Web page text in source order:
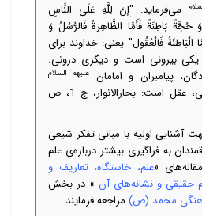
می‌فرماید: "إِنَ‏ لِلَّهِ‏ عَلَى‏ النَّاسِ‏
بَاطِنَةً فَأَمَّا الظَّاهِرَةُ فَالرُّسُلُ وَ
الْبَاطِنَةُ فَالْعُقُول‏" یعنی: خداوند برای
بیرونی است و دیگری درونی.
پیامبران و امامان علیهم السلام
هستند و حجت درونی، عقل است: بحارالانوار، ج 1، ص
آشنایی اولیه با مبانی تفکر شیعی
به فراگیری بیشتر درباره‌ی علم
«علم، خاستگاه، تعاریف و
حقیقی و نشانه‌های آن » در بخش
محمد (ص) مراجعه فرمایند.